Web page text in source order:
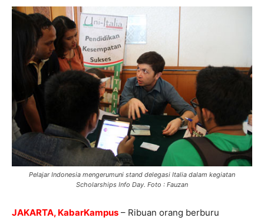
Pelajar Indonesia mengerumuni stand delegasi Italia dalam kegiatan
Scholarships Info Day. Foto : Fauzan
JAKARTA, KabarKampus – Ribuan orang berburu